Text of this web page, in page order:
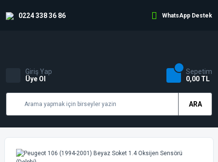
0224 338 36 86 WhatsApp Destek
ARA
Giriş Yap
Üye Ol
Sepetim
0,00 TL